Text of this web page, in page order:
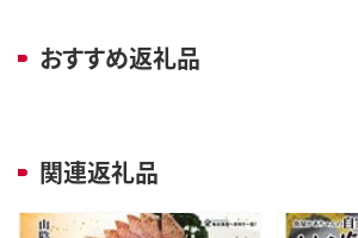
おすすめ返礼品
関連返礼品